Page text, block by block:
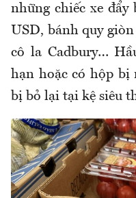
những chiếc xe đẩy
USD, bánh quy
cô la Cadbury…
hạn hoặc có hộp
bị bỏ lại tại kệ siêu